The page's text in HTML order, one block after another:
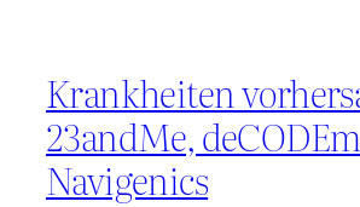
Krankheiten
23andMe,
Navigenics